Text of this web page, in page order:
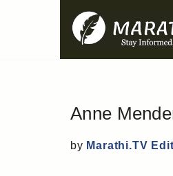
Anne
by Marathi.TV